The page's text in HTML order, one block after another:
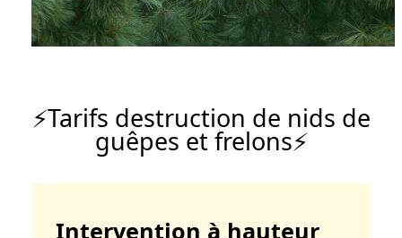
Tarifs destruction de nids de
guêpes et frelons
Intervention à hauteur